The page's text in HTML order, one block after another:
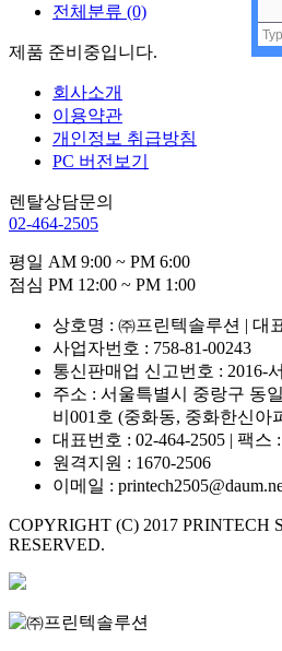
전체분류 (0)
제품 준비중입니다.
회사소개
이용약관
개인정보 취급방침
PC 버전보기
렌탈상담문의
02-464-2505
평일 AM 9:00 ~ PM 6:00
점심 PM 12:00 ~ PM 1:00
상호명 : ㈜프린텍솔루션 | 대
사업자번호 : 758-81-00243
통신판매업 신고번호 : 2016-
주소 : 서울특별시 중랑구 동
비001호 (중화동, 중화한신아
대표번호 : 02-464-2505 | 팩스 :
원격지원 : 1670-2506
이메일 :
COPYRIGHT (C) 2017 PRINTECH
RESERVED.